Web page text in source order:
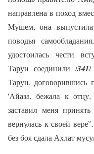
направлена в поход
Мушем, она выпустила
поводья
удостоилась чести
Тарун соединили /341/
Тарун, договорившись
'Айаза, бежала к
заставил меня
вернулась к своей
без боя сдала Ахлат